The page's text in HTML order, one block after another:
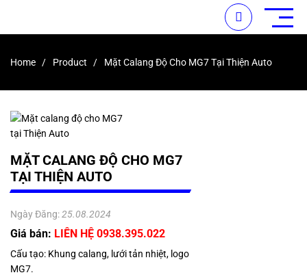
Home Product Mặt Calang Độ Cho MG7 Tại Thiện Auto
MẶT CALANG ĐỘ CHO MG7
TẠI THIỆN AUTO
Ngày Đăng: 25.08.2024
Giá bán: LIÊN HỆ 0938.395.022
Cấu tạo: Khung calang, lưới tản nhiệt, logo
MG7.